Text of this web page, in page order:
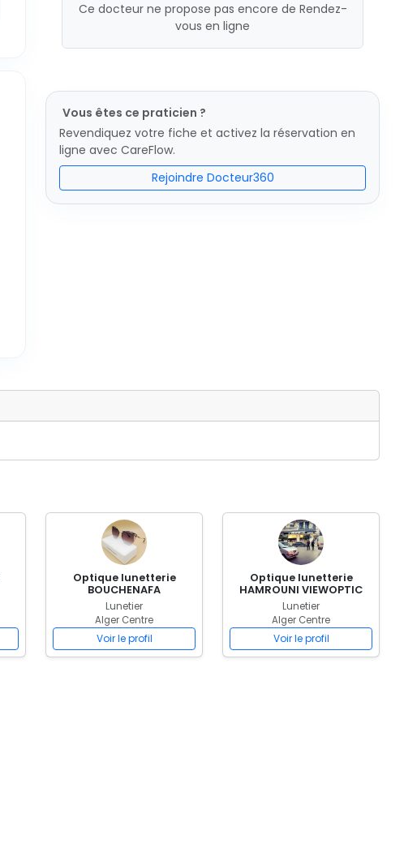
Ce docteur ne propose pas encore de Rendez-
vous en ligne
Vous êtes ce praticien ?
Revendiquez votre fiche et activez la réservation en
ligne avec CareFlow.
Rejoindre Docteur360
Optique lunetterie
BOUCHENAFA
Lunetier
Alger Centre
Voir le profil
Optique lunetterie
HAMROUNI VIEWOPTIC
Lunetier
Alger Centre
Voir le profil